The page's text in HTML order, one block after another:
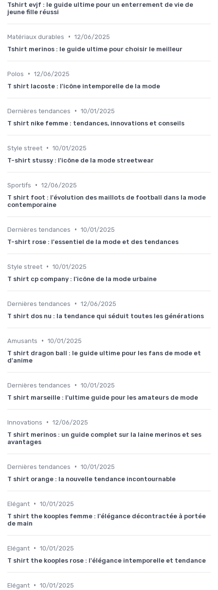
Tshirt evjf : le guide ultime pour un enterrement de vie de
jeune fille réussi
Matériaux durables • 12/06/2025
Tshirt merinos : le guide ultime pour choisir le meilleur
Polos • 12/06/2025
T shirt lacoste : l'icône intemporelle de la mode
Dernières tendances • 10/01/2025
T shirt nike femme : tendances, innovations et conseils
Style street • 10/01/2025
T-shirt stussy : l'icône de la mode streetwear
Sportifs • 12/06/2025
T shirt foot : l'évolution des maillots de football dans la mode
contemporaine
Dernières tendances • 10/01/2025
T-shirt rose : l'essentiel de la mode et des tendances
Style street • 10/01/2025
T shirt cp company : l'icône de la mode urbaine
Dernières tendances • 12/06/2025
T shirt dos nu : la tendance qui séduit toutes les générations
Amusants • 10/01/2025
T shirt dragon ball : le guide ultime pour les fans de mode et
d'anime
Dernières tendances • 10/01/2025
T shirt marseille : l'ultime guide pour les amateurs de mode
Innovations • 12/06/2025
T shirt merinos : un guide complet sur la laine merinos et ses
avantages
Dernières tendances • 10/01/2025
T shirt orange : la nouvelle tendance incontournable
Elégant • 10/01/2025
T shirt the kooples femme : l'élégance décontractée à portée
de main
Elégant • 10/01/2025
T shirt the kooples rose : l'élégance intemporelle et tendance
Elégant • 10/01/2025